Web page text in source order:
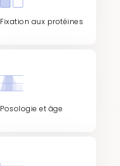
Fixation aux protéines
Posologie et âge